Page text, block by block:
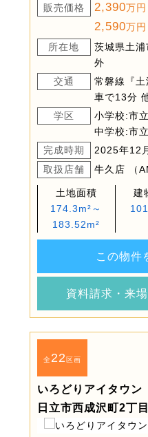
販売価格 2,390万円
2,590万円
所在地
茨城県土
外
交通
常磐線『
車で13分
学区
小学校:市
中学校:市
完成時期
2025年12
取扱店舗
牛久店 （
土地面積
174.3m²～
183.52m²
建
この物件
資料請求・来
全22 区画
いろどりアイタウン
日立市西成沢町2丁目